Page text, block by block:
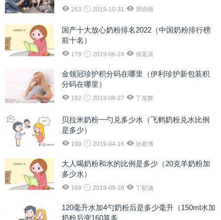
263 2019-10-31 周诗雨
国产十大放心奶粉排名2022（中国奶粉排行榜
前十名）
178 2019-06-24 张茗淇
金领冠珍护积分码在哪里（伊利珍护新包装积
分码在哪里）
182 2019-08-27 丁东辉
贝拉米奶粉一勺兑多少水（飞鹤奶粉兑水比例
是多少）
199 2019-04-16 孙君博
大人喝奶粉和水的比例是多少（20克羊奶粉加
多少水）
169 2019-09-28 丁郁涵
120毫升水加4勺奶粉后是多少毫升（150ml水加
奶粉后变160算多